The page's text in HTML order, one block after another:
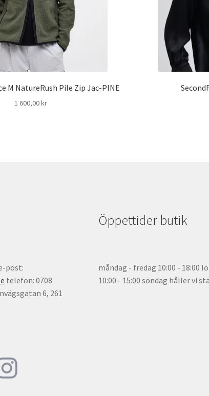
M NatureRush Pile Zip Jac-PINE
1 600,00kr
post:
telefon: 0708
6, 261
Öppettider butik
måndag - fredag 10:00 - 18:00
10:00 - 15:00 söndag håller vi